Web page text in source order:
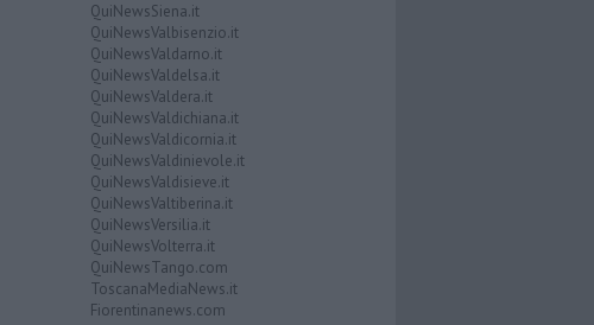
QuiNewsSiena.it
QuiNewsValbisenzio.it
QuiNewsValdarno.it
QuiNewsValdelsa.it
QuiNewsValdera.it
QuiNewsValdichiana.it
QuiNewsValdicornia.it
QuiNewsValdinievole.it
QuiNewsValdisieve.it
QuiNewsValtiberina.it
QuiNewsVersilia.it
QuiNewsVolterra.it
QuiNewsTango.com
ToscanaMediaNews.it
Fiorentinanews.com